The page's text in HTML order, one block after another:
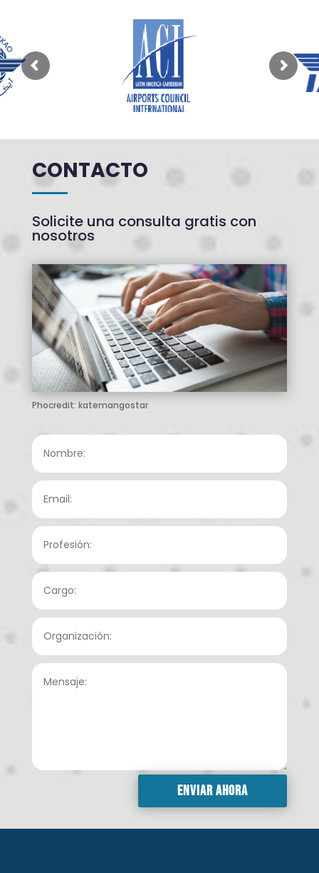
CONTACTO
Solicite una consulta gratis con
nosotros
Phocredit: katemangostar
Enviar ahora